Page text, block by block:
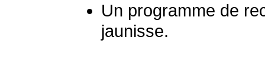
Un programme de
jaunisse.